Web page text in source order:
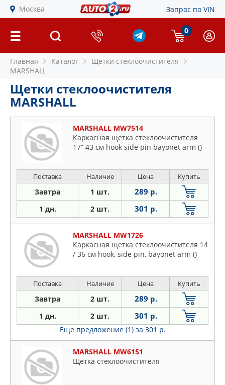
Москва Запрос по VIN
0
Главная Каталог
Щетки стеклоочистителя
MARSHALL
Щетки стеклоочистителя
MARSHALL
MARSHALL MW7514
Каркасная щетка стеклоочистителя
17” 43 см hook side pin bayonet arm ()
Поставка Наличие Цена Купить
Завтра 1 шт. 289 р.
1 дн. 2 шт. 301 р.
MARSHALL MW1726
Каркасная щетка стеклоочистителя 14
/ 36 см hook, side pin, bayonet arm ()
Поставка Наличие Цена Купить
Завтра 2 шт. 289 р.
1 дн. 2 шт. 301 р.
Еще предложение (1) за 301 р.
MARSHALL MW6151
Щетка стеклоочистителя